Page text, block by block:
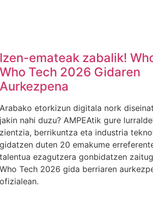
Izen-emateak zabalik!
Who Tech 2026 Gidaren
Aurkezpena
Arabako etorkizun digitala nork
jakin nahi duzu? AMPEAtik gure
zientzia, berrikuntza eta industria
gidatzen duten 20 emakume
talentua ezagutzera gonbidatzen
Who Tech 2026 gida berriaren
ofizialean.